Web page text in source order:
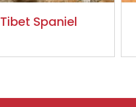
Tibet Spaniel